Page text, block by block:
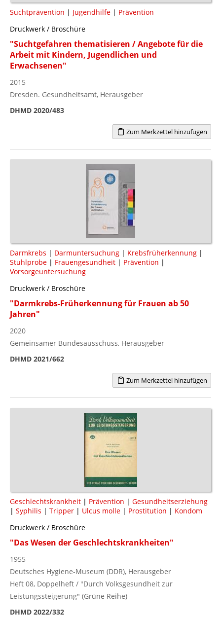
Suchtprävention | Jugendhilfe | Prävention
Druckwerk / Broschüre
"Suchtgefahren thematisieren / Angebote für die
Arbeit mit Kindern, Jugendlichen und
Erwachsenen"
2015
Dresden. Gesundheitsamt, Herausgeber
DHMD 2020/483
Zum Merkzettel hinzufügen
Darmkrebs | Darmuntersuchung | Krebsfrüherkennung |
Stuhlprobe | Frauengesundheit | Prävention |
Vorsorgeuntersuchung
Druckwerk / Broschüre
"Darmkrebs-Früherkennung für Frauen ab 50
Jahren"
2020
Gemeinsamer Bundesausschuss, Herausgeber
DHMD 2021/662
Zum Merkzettel hinzufügen
Geschlechtskrankheit | Prävention | Gesundheitserziehung
| Syphilis | Tripper | Ulcus molle | Prostitution | Kondom
Druckwerk / Broschüre
"Das Wesen der Geschlechtskrankheiten"
1955
Deutsches Hygiene-Museum (DDR), Herausgeber
Heft 08, Doppelheft / "Durch Volksgesundheit zur
Leistungssteigerung" (Grüne Reihe)
DHMD 2022/332